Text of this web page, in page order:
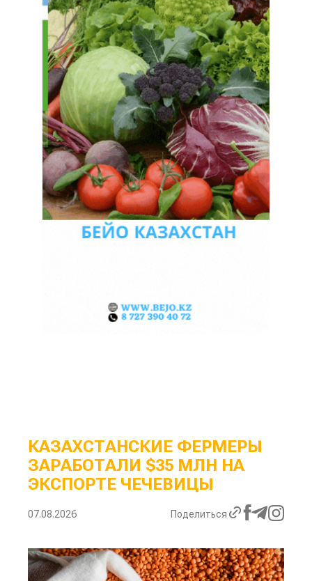
КАЗАХСТАНСКИЕ ФЕРМЕРЫ
ЗАРАБОТАЛИ $35 МЛН НА
ЭКСПОРТЕ ЧЕЧЕВИЦЫ
07.08.2026 Поделиться